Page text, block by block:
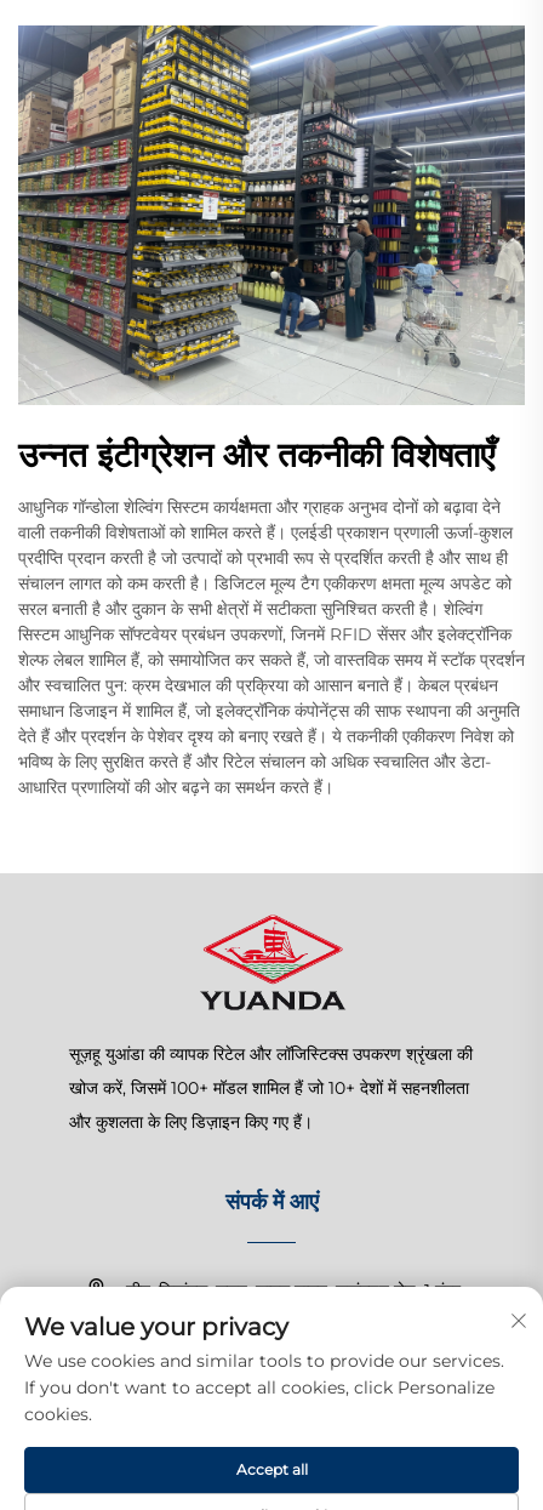
उन्नत इंटीग्रेशन और तकनीकी विशेषताएँ
आधुनिक गॉन्डोला शेल्विंग सिस्टम कार्यक्षमता और ग्राहक अनुभव दोनों को बढ़ावा देने
वाली तकनीकी विशेषताओं को शामिल करते हैं। एलईडी प्रकाशन प्रणाली ऊर्जा-कुशल
प्रदीप्ति प्रदान करती है जो उत्पादों को प्रभावी रूप से प्रदर्शित करती है और साथ ही
संचालन लागत को कम करती है। डिजिटल मूल्य टैग एकीकरण क्षमता मूल्य अपडेट को
सरल बनाती है और दुकान के सभी क्षेत्रों में सटीकता सुनिश्चित करती है। शेल्विंग
सिस्टम आधुनिक सॉफ्टवेयर प्रबंधन उपकरणों, जिनमें RFID सेंसर और इलेक्ट्रॉनिक
शेल्फ लेबल शामिल हैं, को समायोजित कर सकते हैं, जो वास्तविक समय में स्टॉक प्रदर्शन
और स्वचालित पुन: क्रम देखभाल की प्रक्रिया को आसान बनाते हैं। केबल प्रबंधन
समाधान डिजाइन में शामिल हैं, जो इलेक्ट्रॉनिक कंपोनेंट्स की साफ स्थापना की अनुमति
देते हैं और प्रदर्शन के पेशेवर दृश्य को बनाए रखते हैं। ये तकनीकी एकीकरण निवेश को
भविष्य के लिए सुरक्षित करते हैं और रिटेल संचालन को अधिक स्वचालित और डेटा-
आधारित प्रणालियों की ओर बढ़ने का समर्थन करते हैं।
सूज़हू युआंडा की व्यापक रिटेल और लॉजिस्टिक्स उपकरण श्रृंखला की
खोज करें, जिसमें 100+ मॉडल शामिल हैं जो 10+ देशों में सहनशीलता
और कुशलता के लिए डिज़ाइन किए गए हैं।
संपर्क में आएं
चीन, जियांगसू, सूज़हू, शानघु टाउन, ज़हांगचुन रोड, 1 नंबर
+86-15150179453
[email protected]
अधिकार © 2025 सूज़हू युआंदा व्यापारिक उत्पादन कंपनी, लिमिटेड। सभी अधिकार सुरक्षित
गोपनीयता नीति
We value your privacy
We use cookies and similar tools to provide our services.
If you don't want to accept all cookies, click Personalize
cookies.
Accept all